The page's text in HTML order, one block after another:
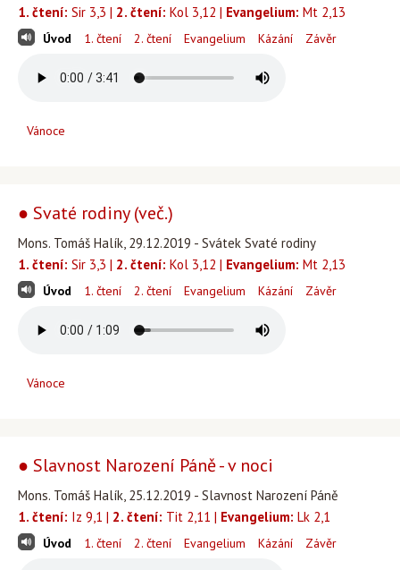
1. čtení: Sir 3,3 | 2. čtení: Kol 3,12 | Evangelium: Mt 2,13
Úvod 1. čtení 2. čtení Evangelium Kázání Závěr
Vánoce
● Svaté rodiny (več.)
Mons. Tomáš Halík, 29.12.2019 - Svátek Svaté rodiny
1. čtení: Sir 3,3 | 2. čtení: Kol 3,12 | Evangelium: Mt 2,13
Úvod 1. čtení 2. čtení Evangelium Kázání Závěr
Vánoce
● Slavnost Narození Páně - v noci
Mons. Tomáš Halík, 25.12.2019 - Slavnost Narození Páně
1. čtení: Iz 9,1 | 2. čtení: Tit 2,11 | Evangelium: Lk 2,1
Úvod 1. čtení 2. čtení Evangelium Kázání Závěr